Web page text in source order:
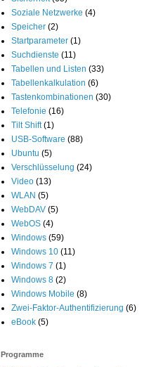
Soziale Netzwerke (4)
Speicher (2)
Startparameter (1)
Suchdienste (11)
Tabellen und Listen (33)
Tabellenkalkulation (6)
Tastenkombinationen (30)
Telefonie (16)
Tilt Shift (1)
USB-Software (88)
Ubuntu (5)
Verschlüsselung (24)
Video (13)
WLAN (5)
WebDAV (5)
WebOS (4)
Windows (59)
Windows 10 (11)
Windows 7 (1)
Windows 8 (2)
Windows Mobile (8)
Zwei-Faktor-Authentifizierung (6)
eBook (5)
Programme